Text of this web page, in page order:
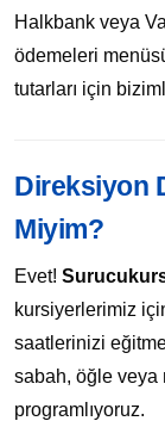
Halkbank veya
ödemeleri
tutarları için
Direksiyon
Miyim?
Evet!
kursiyerlerimiz
saatlerinizi
sabah, öğle veya
programlıyoruz.